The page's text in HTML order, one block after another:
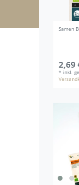
Samen
2,69
* inkl.